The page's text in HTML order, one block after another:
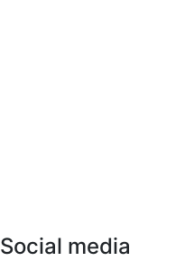
Social media